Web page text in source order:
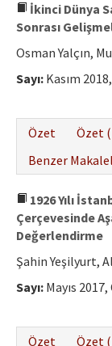
İkinci Dünya
Sonrası
Osman Yalçın,
Sayı: Kasım
Özet
Özet
Benzer
1926 Yılı
Çerçevesinde
Değerlendirme
Şahin Yeşilyurt,
Sayı: Mayıs
Özet
Özet